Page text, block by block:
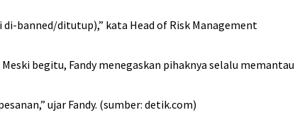
banned/ditutup),” kata Head of Risk Management
begitu, Fandy menegaskan pihaknya selalu memantau
ujar Fandy. (sumber: detik.com)